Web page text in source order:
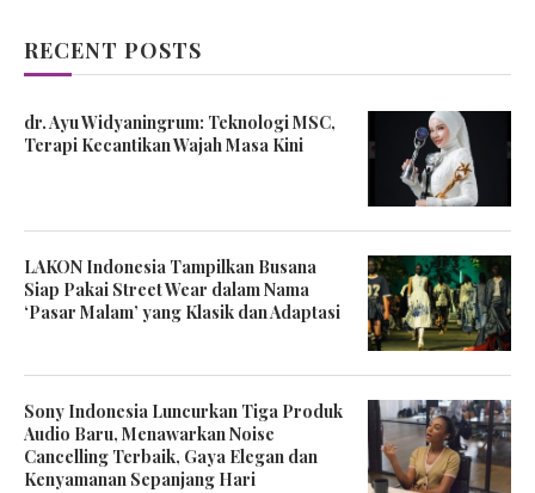
RECENT POSTS
dr. Ayu Widyaningrum: Teknologi MSC,
Terapi Kecantikan Wajah Masa Kini
LAKON Indonesia Tampilkan Busana
Siap Pakai Street Wear dalam Nama
‘Pasar Malam’ yang Klasik dan Adaptasi
Sony Indonesia Luncurkan Tiga Produk
Audio Baru, Menawarkan Noise
Cancelling Terbaik, Gaya Elegan dan
Kenyamanan Sepanjang Hari